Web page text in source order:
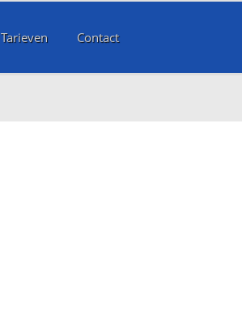
Tarieven Contact